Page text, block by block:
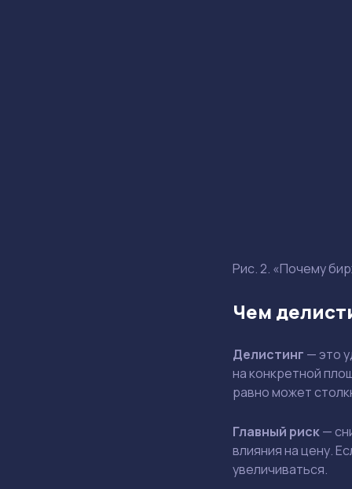
Рис. 2. «Почему
Чем
Делистинг —это
на конкретной
равно может
Главный риск—
влияния на цену.
увеличиваться.